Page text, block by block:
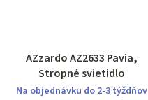
AZzardo AZ2633 Pavia,
Stropné svietidlo
Na objednávku do 2-3 týždňov